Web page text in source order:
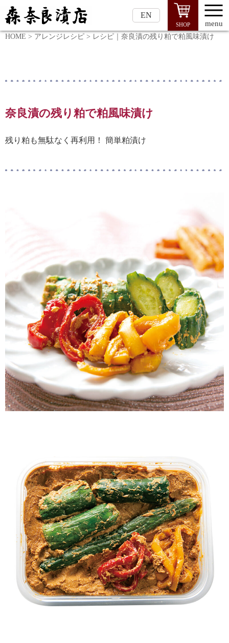
EN
SHOP menu
HOME > アレンジレシピ > レシピ｜奈良漬の残り粕で粕風味漬け
奈良漬の残り粕で粕風味漬け
残り粕も無駄なく再利用！ 簡単粕漬け